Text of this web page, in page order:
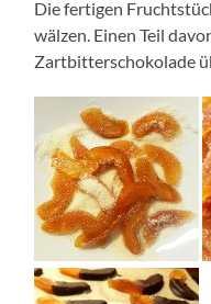
Die fertigen
wälzen. Einen Teil
Zartbitterschokolade